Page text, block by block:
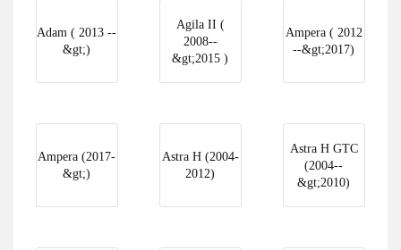
Adam ( 2013 --
&gt;)
Agila II (
2008--
&gt;2015 )
Ampera ( 2012
--&gt;2017)
Ampera (2017-
&gt;)
Astra H (2004-
2012)
Astra H GTC
(2004--
&gt;2010)